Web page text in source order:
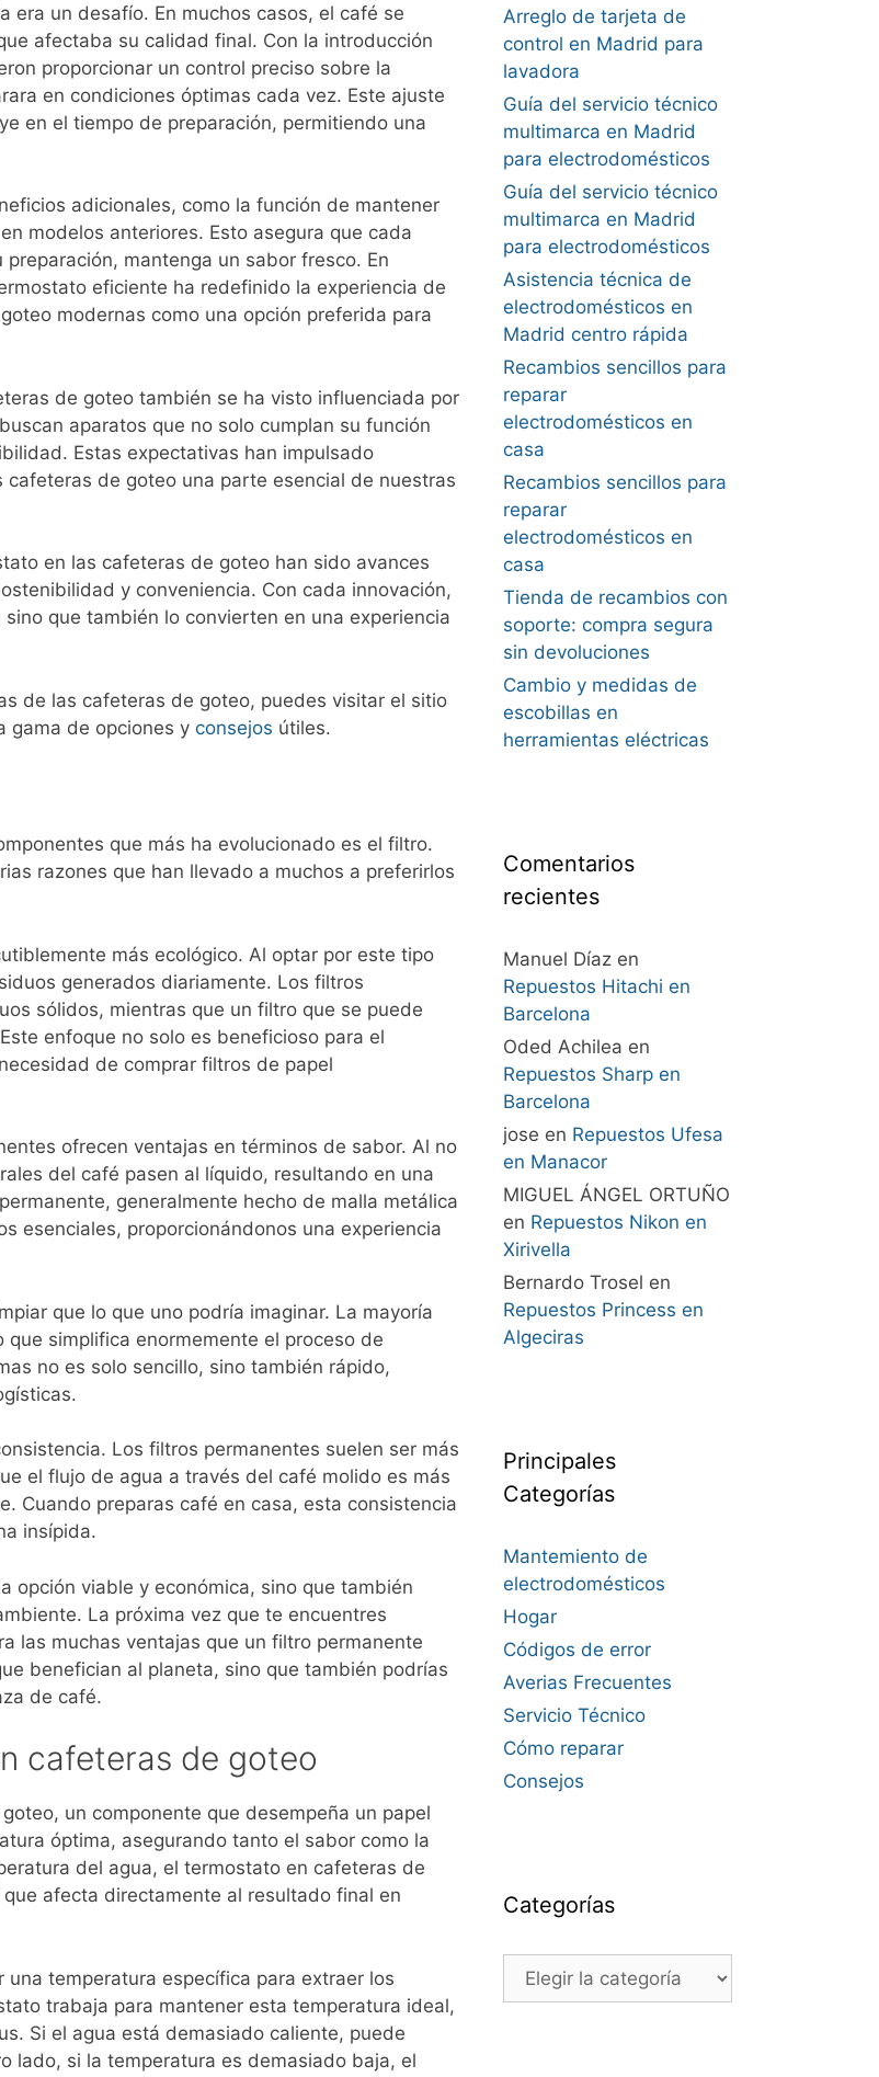
era un desafío. En muchos casos, el café se
afectaba su calidad final. Con la introducción
proporcionar un control preciso sobre la
en condiciones óptimas cada vez. Este ajuste
en el tiempo de preparación, permitiendo una
adicionales, como la función de mantener
modelos anteriores. Esto asegura que cada
mantenga un sabor fresco. En
eficiente ha redefinido la experiencia de
modernas como una opción preferida para
de goteo también se ha visto influenciada por
aparatos que no solo cumplan su función
Estas expectativas han impulsado
de goteo una parte esencial de nuestras
en las cafeteras de goteo han sido avances
y conveniencia. Con cada innovación,
que también lo convierten en una experiencia
de las cafeteras de goteo, puedes visitar el sitio
gama de opciones y consejos útiles.
que más ha evolucionado es el filtro.
razones que han llevado a muchos a preferirlos
más ecológico. Al optar por este tipo
generados diariamente. Los filtros
sólidos, mientras que un filtro que se puede
enfoque no solo es beneficioso para el
de comprar filtros de papel
ofrecen ventajas en términos de sabor. Al no
del café pasen al líquido, resultando en una
generalmente hecho de malla metálica
esenciales, proporcionándonos una experiencia
que lo que uno podría imaginar. La mayoría
que simplifica enormemente el proceso de
no es solo sencillo, sino también rápido,
Los filtros permanentes suelen ser más
el flujo de agua a través del café molido es más
Cuando preparas café en casa, esta consistencia
insípida.
opción viable y económica, sino que también
La próxima vez que te encuentres
las muchas ventajas que un filtro permanente
benefician al planeta, sino que también podrías
de café.
cafeteras de goteo
un componente que desempeña un papel
óptima, asegurando tanto el sabor como la
del agua, el termostato en cafeteras de
afecta directamente al resultado final en
temperatura específica para extraer los
trabaja para mantener esta temperatura ideal,
Si el agua está demasiado caliente, puede
lado, si la temperatura es demasiado baja, el
Arreglo de tarjeta de
control en Madrid para
lavadora
Guía del servicio técnico
multimarca en Madrid
para electrodomésticos
Guía del servicio técnico
multimarca en Madrid
para electrodomésticos
Asistencia técnica de
electrodomésticos en
Madrid centro rápida
Recambios sencillos para
reparar
electrodomésticos en
casa
Recambios sencillos para
reparar
electrodomésticos en
casa
Tienda de recambios con
soporte: compra segura
sin devoluciones
Cambio y medidas de
escobillas en
herramientas eléctricas
Comentarios
recientes
Manuel Díazen
Repuestos Hitachi en
Barcelona
Oded Achilea en
Repuestos Sharp en
Barcelona
jose en Repuestos Ufesa
en Manacor
MIGUEL ÁNGEL ORTUÑO
en Repuestos Nikon en
Xirivella
Bernardo Trosel en
Repuestos Princess en
Algeciras
Principales
Categorías
Mantemiento de
electrodomésticos
Hogar
Códigos de error
Averias Frecuentes
Servicio Técnico
Cómo reparar
Consejos
Categorías
Categorías